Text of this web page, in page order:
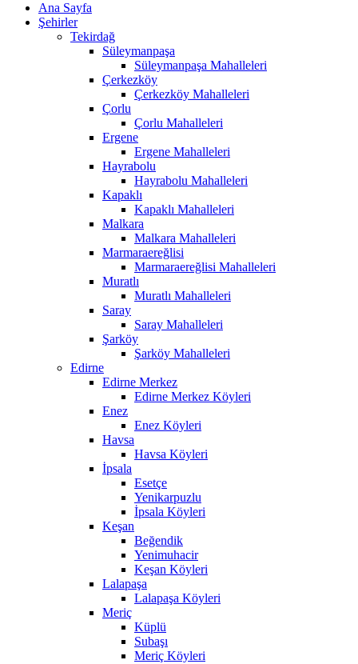
Ana Sayfa
Şehirler
Tekirdağ
Süleymanpaşa
Süleymanpaşa Mahalleleri
Çerkezköy
Çerkezköy Mahalleleri
Çorlu
Çorlu Mahalleleri
Ergene
Ergene Mahalleleri
Hayrabolu
Hayrabolu Mahalleleri
Kapaklı
Kapaklı Mahalleleri
Malkara
Malkara Mahalleleri
Marmaraereğlisi
Marmaraereğlisi Mahalleleri
Muratlı
Muratlı Mahalleleri
Saray
Saray Mahalleleri
Şarköy
Şarköy Mahalleleri
Edirne
Edirne Merkez
Edirne Merkez Köyleri
Enez
Enez Köyleri
Havsa
Havsa Köyleri
İpsala
Esetçe
Yenikarpuzlu
İpsala Köyleri
Keşan
Beğendik
Yenimuhacir
Keşan Köyleri
Lalapaşa
Lalapaşa Köyleri
Meriç
Küplü
Subaşı
Meriç Köyleri